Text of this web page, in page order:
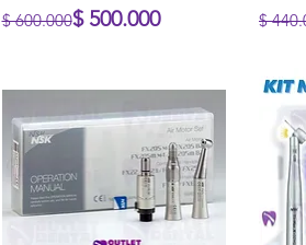
Precio
$ 600.000
Precio de oferta$ 500.000
Precio
$